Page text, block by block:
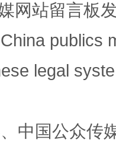
网站留言板
publics
legal
中国公众传